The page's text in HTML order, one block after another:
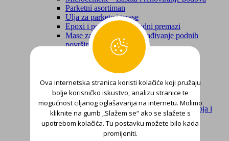
Parketni asortiman
Ulja za parkete i terase
Epoxi i poliuretanski podni premazi
Mase za izravnanje i zaglađivanje podnih
površina
Proizvodi za ugradnju keramike
Hidroizolacije
Ljepila za keramiku
Zaštita metala
Temelji
Završne lak boje
Sredstva za skidanje korozije, starih lak boja i
lakova
Zaštita drva
Temelji i kitovi za zaglađivanje
Ova internetska stranica koristi kolačiće koji pružaju
bolje korisničko iskustvo, analizu stranice te
mogućnost ciljanog oglašavanja na internetu. Molimo
kliknite na gumb „Slažem se“ ako se slažete s
upotrebom kolačića. Tu postavku možete bilo kada
promijeniti.